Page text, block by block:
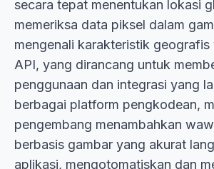
secara tepat menentukan lokasi
memeriksa data piksel dalam
mengenali karakteristik geografis
API, yang dirancang untuk
penggunaan dan integrasi yang
berbagai platform pengkodean,
pengembang menambahkan
berbasis gambar yang akurat
aplikasi, mengotomatiskan dan